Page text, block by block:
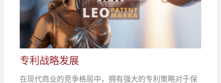
专利战略发展
在现代商业的竞争格局中，拥有强大的专利策略对于保